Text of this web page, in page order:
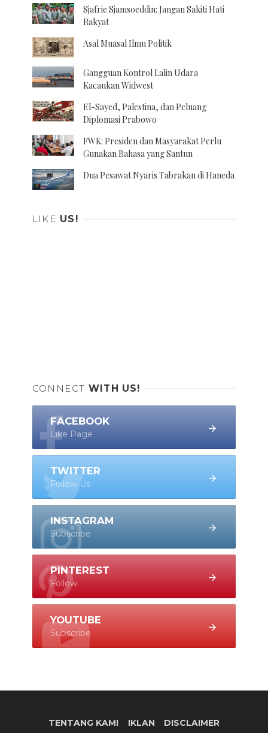
Sjafrie Sjamsoeddin: Jangan Sakiti Hati
Rakyat
Asal Muasal Ilmu Politik
Gangguan Kontrol Lalin Udara
Kacaukan Widwest
El-Sayed, Palestina, dan Peluang
Diplomasi Prabowo
FWK: Presiden dan Masyarakat Perlu
Gunakan Bahasa yang Santun
Dua Pesawat Nyaris Tabrakan di Haneda
LIKE US!
CONNECT WITH US!
FACEBOOK
Like Page
TWITTER
Follow Us
INSTAGRAM
Subscribe
PINTEREST
Follow
YOUTUBE
Subscribe
TENTANG KAMI IKLAN
DISCLAIMER